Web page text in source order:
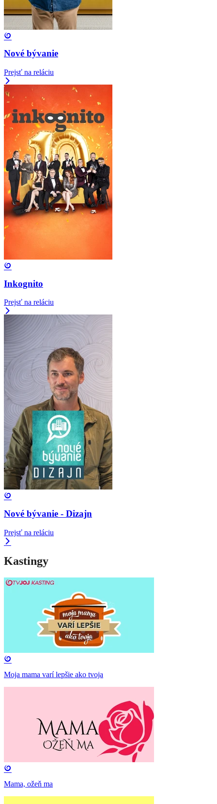
Nové bývanie
Prejsť na reláciu
Inkognito
Prejsť na reláciu
Nové bývanie - Dizajn
Prejsť na reláciu
Kastingy
Moja mama varí lepšie ako tvoja
Mama, ožeň ma